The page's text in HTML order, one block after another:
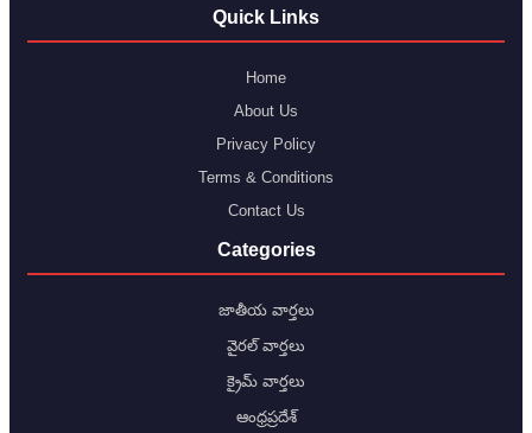
Quick Links
Home
About Us
Privacy Policy
Terms & Conditions
Contact Us
Categories
జాతీయ వార్తలు
వైరల్ వార్తలు
క్రైమ్ వార్తలు
ఆంధ్రప్రదేశ్